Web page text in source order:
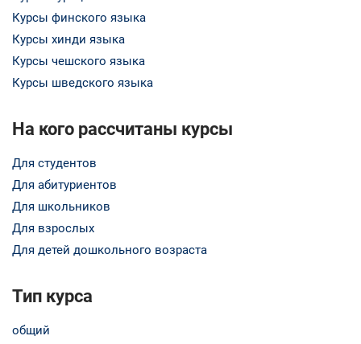
Курсы финского языка
Курсы хинди языка
Курсы чешского языка
Курсы шведского языка
На кого рассчитаны курсы
Для студентов
Для абитуриентов
Для школьников
Для взрослых
Для детей дошкольного возраста
Тип курса
общий